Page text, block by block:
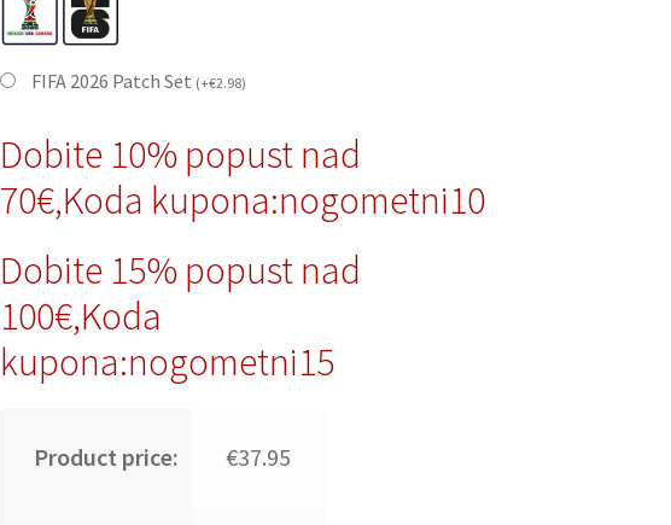
FIFA 2026 Patch Set (+€2.98)
Dobite 10% popust nad
70€,Koda kupona:nogometni10
Dobite 15% popust nad
100€,Koda
kupona:nogometni15
Product price: €37.95